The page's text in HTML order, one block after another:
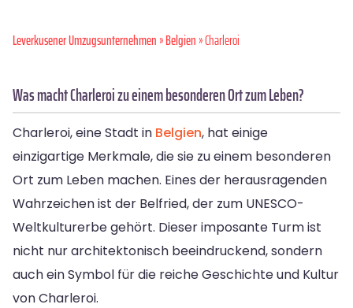
Leverkusener Umzugsunternehmen»Belgien» Charleroi
Was macht Charleroi zu einem besonderen Ort zum Leben?
Charleroi, eine Stadt in Belgien, hat einige
einzigartige Merkmale, die sie zu einem besonderen
Ort zum Leben machen. Eines der herausragenden
Wahrzeichen ist der Belfried, der zum UNESCO-
Weltkulturerbe gehört. Dieser imposante Turm ist
nicht nur architektonisch beeindruckend, sondern
auch ein Symbol für die reiche Geschichte und Kultur
von Charleroi.